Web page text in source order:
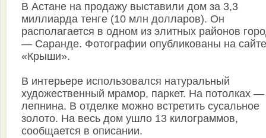
В Астане на продажу выставили дом за 3,3
миллиарда тенге (10 млн долларов). Он
располагается в одном из элитных районов
— Саранде. Фотографии опубликованы на сайте
«Крыши».
В интерьере использовался натуральный
художественный мрамор, паркет. На потолках —
лепнина. В отделке можно встретить сусальное
золото. На весь дом ушло 13 килограммов,
сообщается в описании.